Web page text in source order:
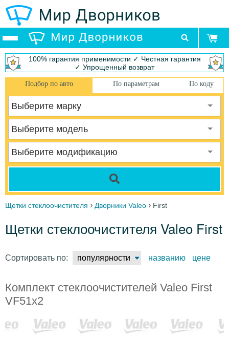
100% гарантия применимости ✓ Честная гарантия
✓ Упрощенный возврат
Подбор по авто По параметрам По коду
Выберите марку
Выберите модель
Выберите модификацию
Щетки стеклоочистителя › Дворники Valeo › First
Щетки стеклоочистителя Valeo First
Сортировать по: популярности названию цене
Комплект стеклоочистителей Valeo First
VF51x2